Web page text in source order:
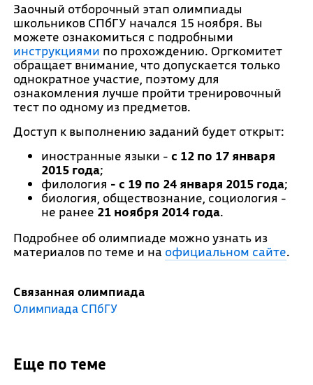
Заочный отборочный этап олимпиады
школьников СПбГУ начался 15 ноября. Вы
можете ознакомиться с подробными
инструкциями по прохождению. Оргкомитет
обращает внимание, что допускается только
однократное участие, поэтому для
ознакомления лучше пройти тренировочный
тест по одному из предметов.
Доступ к выполнению заданий будет открыт:
иностранные языки - с 12 по 17 января
2015 года;
филология - с 19 по 24 января 2015 года;
биология, обществознание, социология -
не ранее 21 ноября 2014 года.
Подробнее об олимпиаде можно узнать из
материалов по теме и на официальном сайте.
Связанная олимпиада
Олимпиада СПбГУ
Еще по теме